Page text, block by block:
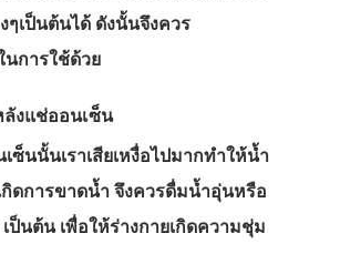
ๆเป็นต้นได้ ดังนั้นจึงควร
นการใช้ด้วย
งแช่ออนเซ็น
ซ็นนั้นเราเสียเหงื่อไปมากทำให้น้ำ
กิดการขาดน้ำ จึงควรดื่มน้ำอุ่นหรือ
ป็นต้น เพื่อให้ร่างกายเกิดความชุ่ม